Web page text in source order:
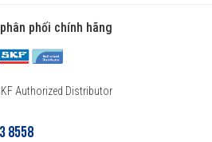
phối chính hãng
Authorized Distributor
8558